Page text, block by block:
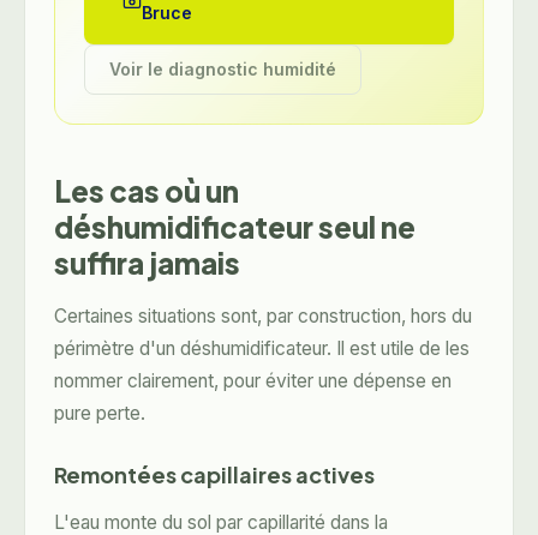
Bruce
Voir le diagnostic humidité
Les cas où un
déshumidificateur seul ne
suffira jamais
Certaines situations sont, par construction, hors du
périmètre d'un déshumidificateur. Il est utile de les
nommer clairement, pour éviter une dépense en
pure perte.
Remontées capillaires actives
L'eau monte du sol par capillarité dans la